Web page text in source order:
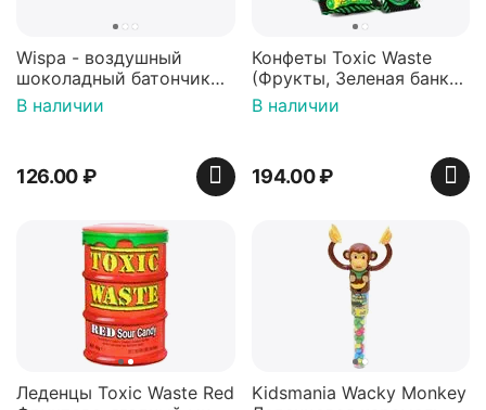
Wispa - воздушный
шоколадный батончик
36 гр
В наличии
126.00₽
Конфеты Toxic Waste
(Фрукты, Зеленая банка,
42 гр).
В наличии
194.00₽
Леденцы Toxic Waste Red
Kidsmania Wacky Monkey